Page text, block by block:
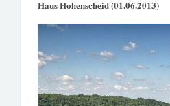
Haus Hohenscheid (01.06.2013)